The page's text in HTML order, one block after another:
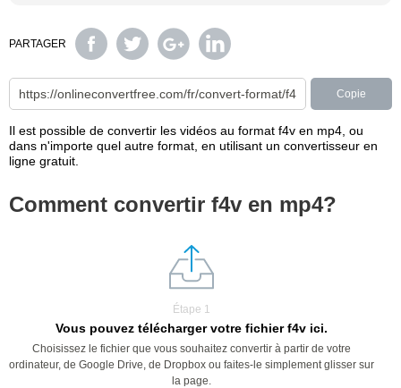
PARTAGER
Copie
Il est possible de convertir les vidéos au format f4v en mp4, ou
dans n'importe quel autre format, en utilisant un convertisseur en
ligne gratuit.
Comment convertir f4v en mp4?
Étape 1
Vous pouvez télécharger votre fichier f4v ici.
Choisissez le fichier que vous souhaitez convertir à partir de votre
ordinateur, de Google Drive, de Dropbox ou faites-le simplement glisser sur
la page.